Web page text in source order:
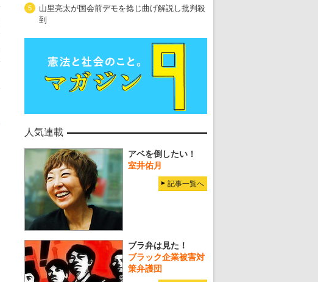
5
山里亮太が国会前デモを捻じ曲げ解説し批判殺
到
人気連載
アベを倒したい！
室井佑月
記事一覧へ
ブラ弁は見た！
ブラック企業被害対
策弁護団